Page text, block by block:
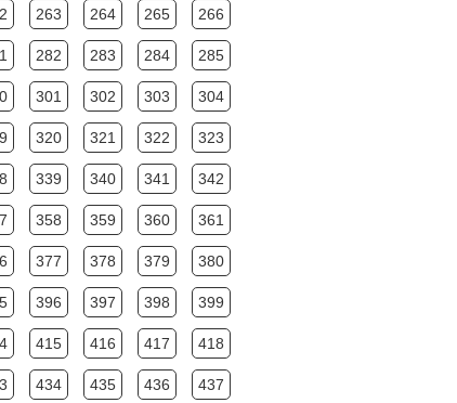
263 264 265 266
282 283 284 285
301 302 303 304
320 321 322 323
339 340 341 342
358 359 360 361
377 378 379 380
396 397 398 399
415 416 417 418
434 435 436 437